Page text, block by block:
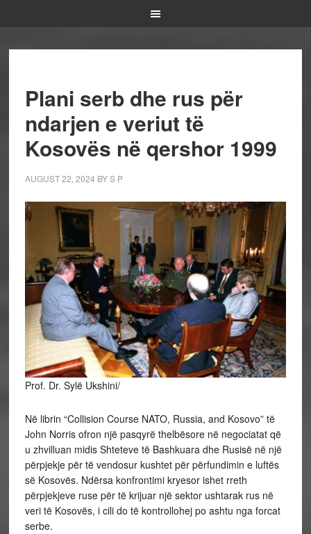
Plani serb dhe rus për
ndarjen e veriut të
Kosovës në qershor 1999
AUGUST 22, 2024 BYS P
Prof. Dr. Sylë Ukshini/
Në librin “Collision Course NATO, Russia, and Kosovo” të
John Norris ofron një pasqyrë thelbësore në negociatat që
u zhvilluan midis Shteteve të Bashkuara dhe Rusisë në një
përpjekje për të vendosur kushtet për përfundimin e luftës
së Kosovës. Ndërsa konfrontimi kryesor ishet rreth
përpjekjeve ruse për të krijuar një sektor ushtarak rus në
veri të Kosovës, i cili do të kontrollohej po ashtu nga forcat
serbe.